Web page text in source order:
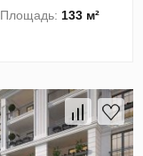
Площадь: 133 м²